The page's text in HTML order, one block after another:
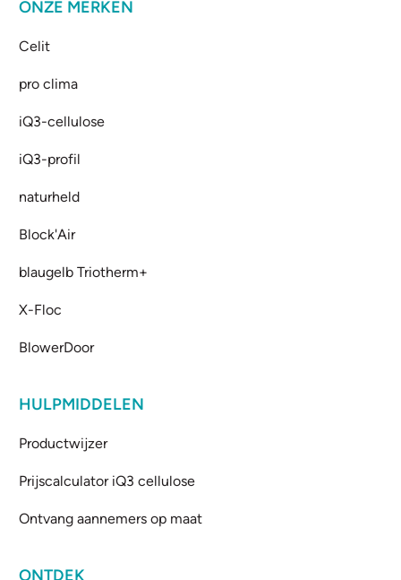
ONZE MERKEN
Celit
pro clima
iQ3-cellulose
iQ3-profil
naturheld
Block'Air
blaugelb Triotherm+
X-Floc
BlowerDoor
HULPMIDDELEN
Productwijzer
Prijscalculator iQ3 cellulose
Ontvang aannemers op maat
ONTDEK